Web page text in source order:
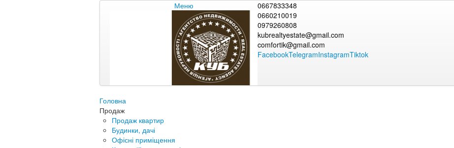
Меню
0667833348
0660210019
0979260808
kubrealtyestate@gmail.com
comfortik@gmail.com
FacebookTelegramInstagramTiktok
Головна
Продаж
Продаж квартир
Будинки, дачі
Офісні приміщення